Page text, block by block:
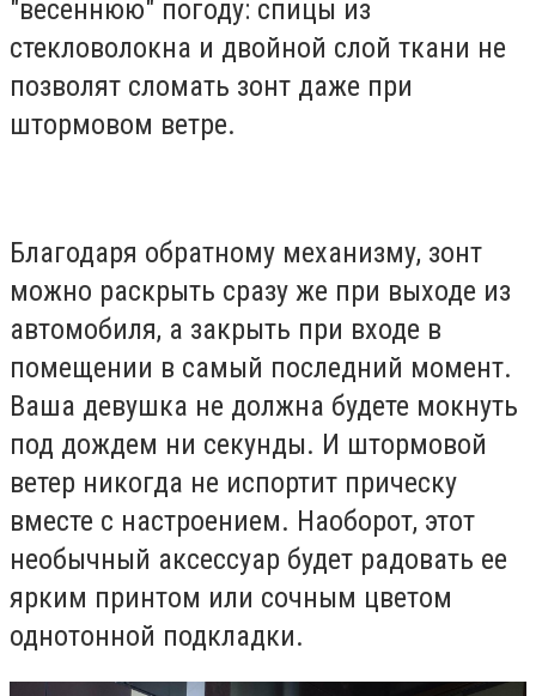
"весеннюю" погоду: спицы из
стекловолокна и двойной слой ткани не
позволят сломать зонт даже при
штормовом ветре.
Благодаря обратному механизму, зонт
можно раскрыть сразу же при выходе из
автомобиля, а закрыть при входе в
помещении в самый последний момент.
Ваша девушка не должна будете мокнуть
под дождем ни секунды. И штормовой
ветер никогда не испортит прическу
вместе с настроением. Наоборот, этот
необычный аксессуар будет радовать ее
ярким принтом или сочным цветом
однотонной подкладки.